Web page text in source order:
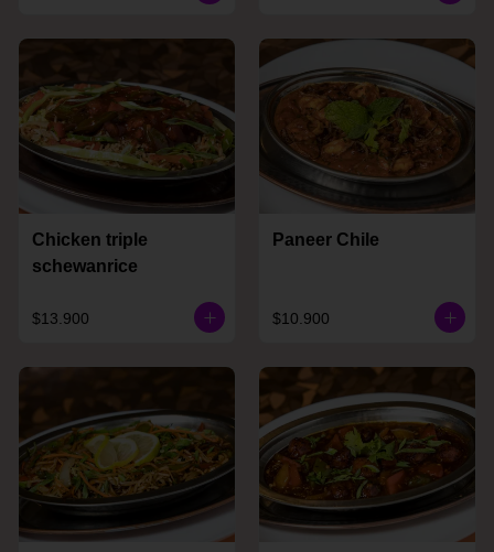
Chicken triple
schewanrice
$13.900
Paneer Chile
$10.900